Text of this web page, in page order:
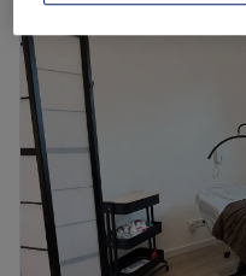
Mittwoch
Donnerstag
Freitag
Samstag
Sonntag
Ob Pflege oder im
Kosmetikstudio Zeitraum